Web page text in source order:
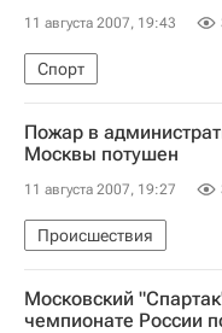
11 августа 2007, 19:43
Спорт
Пожар в
Москвы потушен
11 августа 2007, 19:27
Происшествия
Московский
чемпионате России